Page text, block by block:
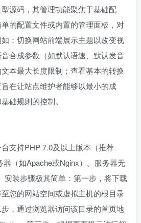
源码，其管理功能聚焦于基础配
的配置文件或内置的管理面板，对
：切换网站前端展示主题以改变视
合成参数（如默认语速、默认发音
本最大长度限制；查看基本的转换
在让站点维护者能够以最小的成
础规则的控制。
支持PHP 7.0及以上版本（推荐
器（如Apache或Nginx）。服务器无
安装步骤极其简单：第一步，将下载
您的网站空间或虚拟主机的根目录
，通过浏览器访问该目录的首页地